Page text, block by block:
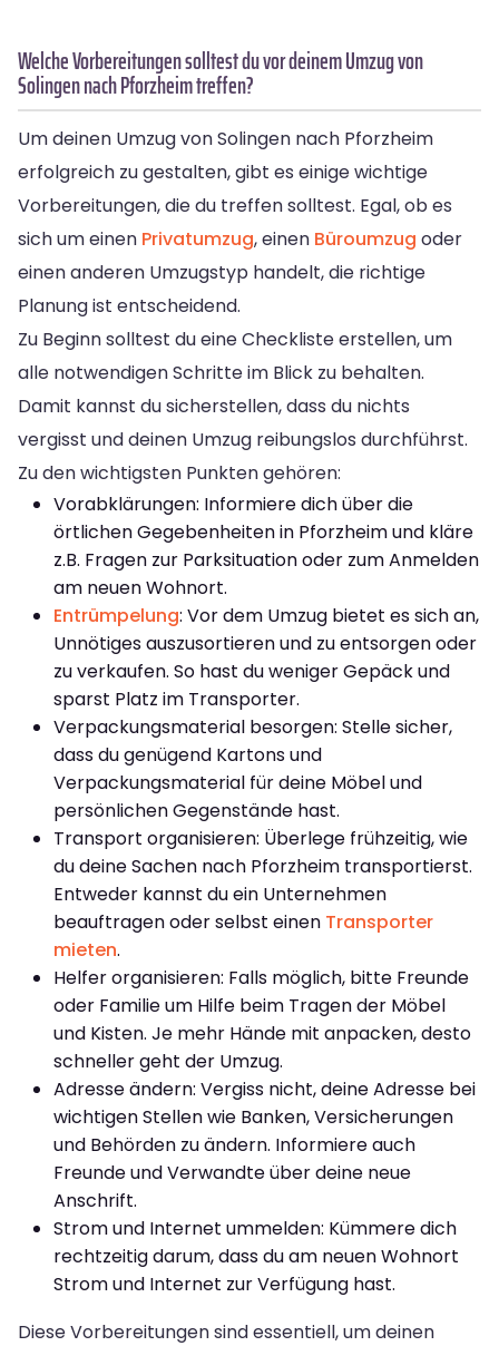
Welche Vorbereitungen solltest du vor deinem Umzug von
Solingen nach Pforzheim treffen?
Um deinen Umzug von Solingen nach Pforzheim
erfolgreich zu gestalten, gibt es einige wichtige
Vorbereitungen, die du treffen solltest. Egal, ob es
sich um einen Privatumzug, einen Büroumzug oder
einen anderen Umzugstyp handelt, die richtige
Planung ist entscheidend.
Zu Beginn solltest du eine Checkliste erstellen, um
alle notwendigen Schritte im Blick zu behalten.
Damit kannst du sicherstellen, dass du nichts
vergisst und deinen Umzug reibungslos durchführst.
Zu den wichtigsten Punkten gehören:
Vorabklärungen: Informiere dich über die
örtlichen Gegebenheiten in Pforzheim und kläre
z.B. Fragen zur Parksituation oder zum Anmelden
am neuen Wohnort.
Entrümpelung: Vor dem Umzug bietet es sich an,
Unnötiges auszusortieren und zu entsorgen oder
zu verkaufen. So hast du weniger Gepäck und
sparst Platz im Transporter.
Verpackungsmaterial besorgen: Stelle sicher,
dass du genügend Kartons und
Verpackungsmaterial für deine Möbel und
persönlichen Gegenstände hast.
Transport organisieren: Überlege frühzeitig, wie
du deine Sachen nach Pforzheim transportierst.
Entweder kannst du ein Unternehmen
beauftragen oder selbst einen Transporter
mieten.
Helfer organisieren: Falls möglich, bitte Freunde
oder Familie um Hilfe beim Tragen der Möbel
und Kisten. Je mehr Hände mit anpacken, desto
schneller geht der Umzug.
Adresse ändern: Vergiss nicht, deine Adresse bei
wichtigen Stellen wie Banken, Versicherungen
und Behörden zu ändern. Informiere auch
Freunde und Verwandte über deine neue
Anschrift.
Strom und Internet ummelden: Kümmere dich
rechtzeitig darum, dass du am neuen Wohnort
Strom und Internet zur Verfügung hast.
Diese Vorbereitungen sind essentiell, um deinen